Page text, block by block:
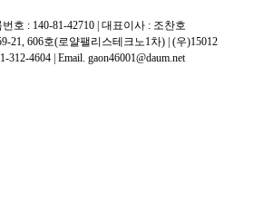
호 : 140-81-42710 | 대표이사 : 조찬호
21, 606호(로얄팰리스테크노1차) | (우)15012
312-4604 | Email. gaon46001@daum.net